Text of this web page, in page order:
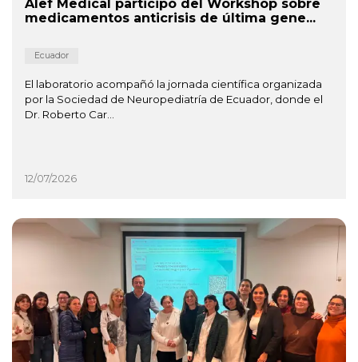
Alef Medical participó del Workshop sobre
medicamentos anticrisis de última gene...
Ecuador
El laboratorio acompañó la jornada científica organizada
por la Sociedad de Neuropediatría de Ecuador, donde el
Dr. Roberto Car...
12/07/2026